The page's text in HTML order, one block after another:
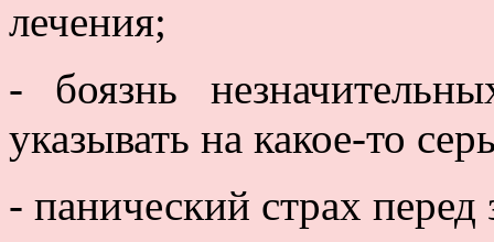
лечения;
- боязнь
указывать на какое-то
- панический страх перед